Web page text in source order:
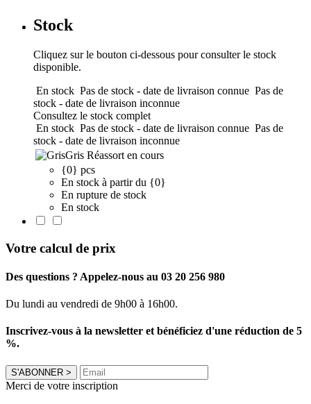
Stock
Cliquez sur le bouton ci-dessous pour consulter le stock
disponible.
En stock Pas de stock - date de livraison connue Pas de
stock - date de livraison inconnue
Consultez le stock complet
En stock Pas de stock - date de livraison connue Pas de
stock - date de livraison inconnue
Gris Réassort en cours
{0} pcs
En stock à partir du {0}
En rupture de stock
En stock
Votre calcul de prix
Des questions ? Appelez-nous au 03 20 256 980
Du lundi au vendredi de 9h00 à 16h00.
Inscrivez-vous à la newsletter et bénéficiez d'une réduction de 5
%.
S'ABONNER >
Merci de votre inscription